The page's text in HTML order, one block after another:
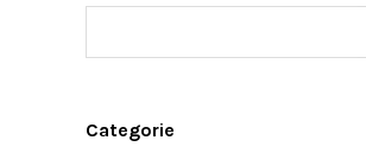
Categorie